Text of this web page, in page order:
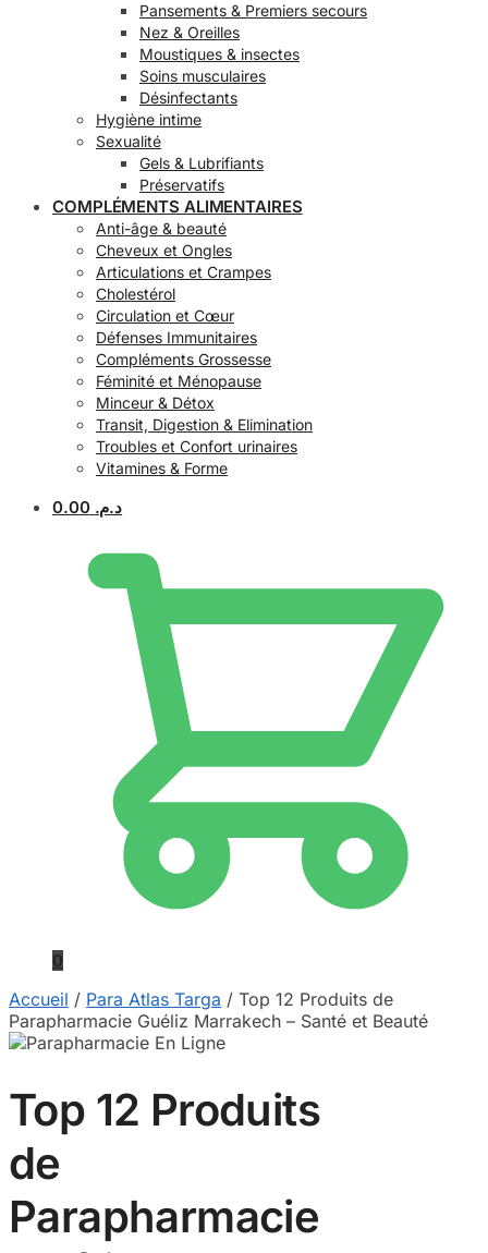
Pansements & Premiers secours
Nez & Oreilles
Moustiques & insectes
Soins musculaires
Désinfectants
Hygiène intime
Sexualité
Gels & Lubrifiants
Préservatifs
COMPLÉMENTS ALIMENTAIRES
Anti-âge & beauté
Cheveux et Ongles
Articulations et Crampes
Cholestérol
Circulation et Cœur
Défenses Immunitaires
Compléments Grossesse
Féminité et Ménopause
Minceur & Détox
Transit, Digestion & Elimination
Troubles et Confort urinaires
Vitamines & Forme
د.م. 0.00
0
Accueil / Para Atlas Targa / Top 12 Produits de
Parapharmacie Guéliz Marrakech – Santé et Beauté
Top 12 Produits
de
Parapharmacie